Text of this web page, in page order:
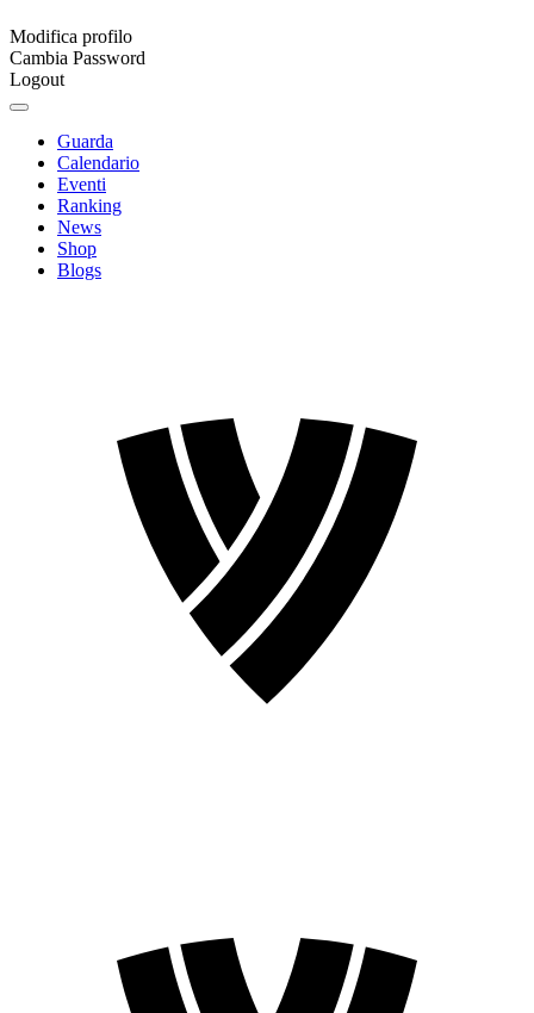
Modifica profilo
Cambia Password
Logout
Guarda
Calendario
Eventi
Ranking
News
Shop
Blogs